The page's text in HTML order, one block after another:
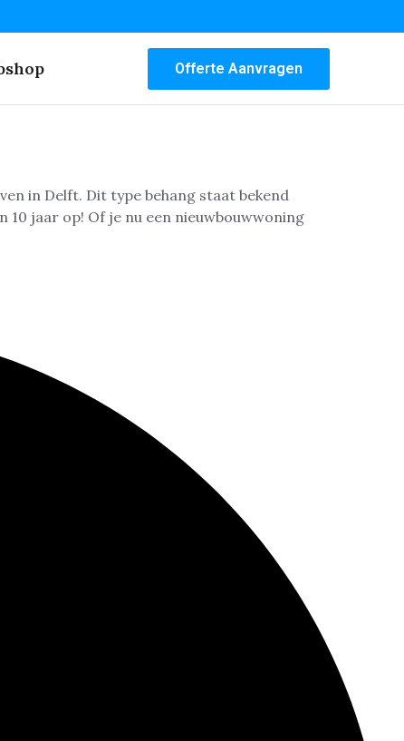
Offerte Aanvragen
in Delft. Dit type behang staat bekend
10 jaar op! Of je nu een nieuwbouwwoning